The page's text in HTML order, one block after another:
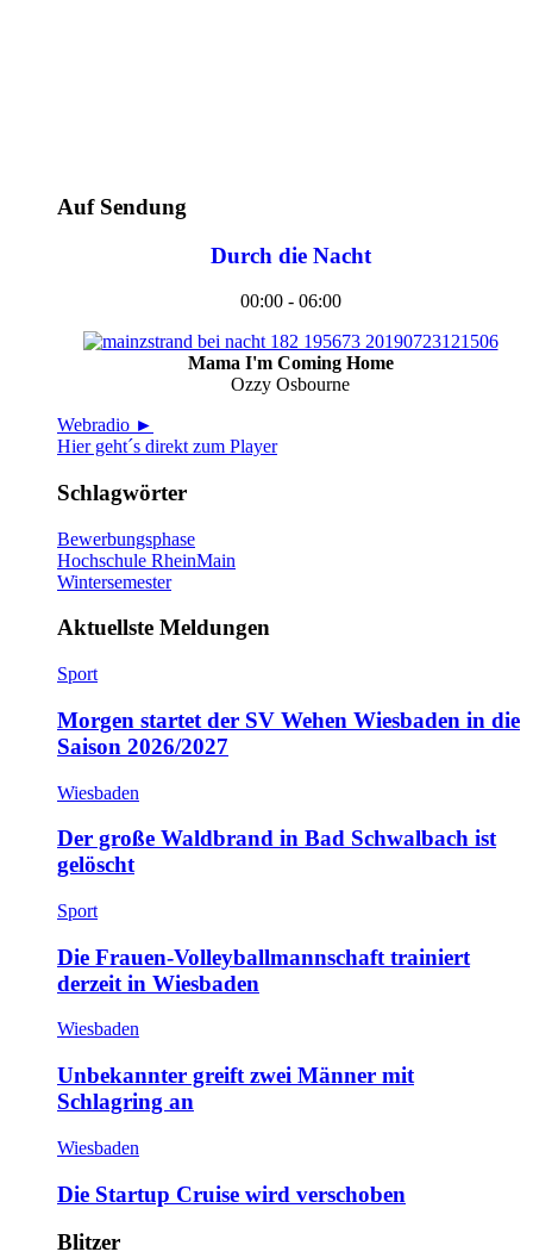
Auf Sendung
Durch die Nacht
00:00 - 06:00
Mama I'm Coming Home
Ozzy Osbourne
Webradio ►
Hier geht´s direkt zum Player
Schlagwörter
Bewerbungsphase
Hochschule RheinMain
Wintersemester
Aktuellste Meldungen
Sport
Morgen startet der SV Wehen Wiesbaden in die
Saison 2026/2027
Wiesbaden
Der große Waldbrand in Bad Schwalbach ist
gelöscht
Sport
Die Frauen-Volleyballmannschaft trainiert
derzeit in Wiesbaden
Wiesbaden
Unbekannter greift zwei Männer mit
Schlagring an
Wiesbaden
Die Startup Cruise wird verschoben
Blitzer